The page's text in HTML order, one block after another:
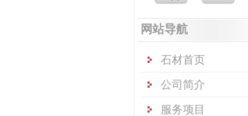
网站导航
石材首页
公司简介
服务项目